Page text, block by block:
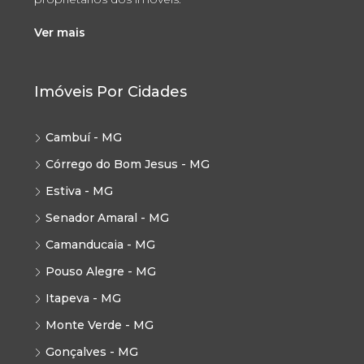
Ver mais
Imóveis Por Cidades
Cambuí - MG
Córrego do Bom Jesus - MG
Estiva - MG
Senador Amaral - MG
Camanducaia - MG
Pouso Alegre - MG
Itapeva - MG
Monte Verde - MG
Gonçalves - MG